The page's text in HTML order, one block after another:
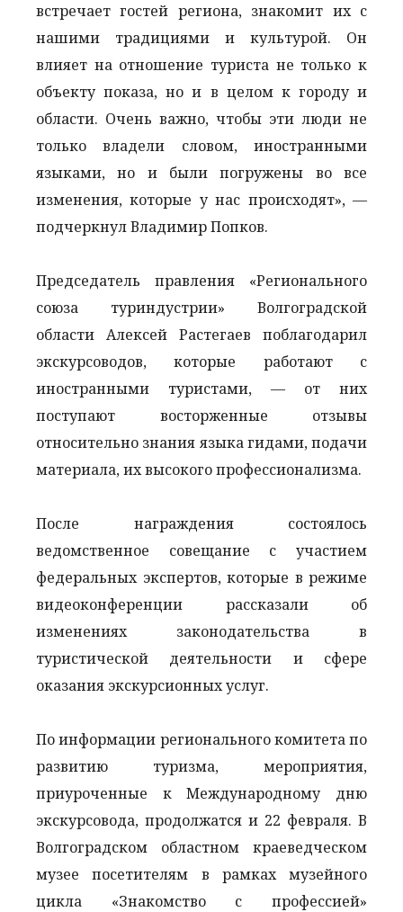
встречает гостей региона, знакомит их с
нашими традициями и культурой. Он
влияет на отношение туриста не только к
объекту показа, но и в целом к городу и
области. Очень важно, чтобы эти люди не
только владели словом, иностранными
языками, но и были погружены во все
изменения, которые у нас происходят», —
подчеркнул Владимир Попков.
Председатель правления «Регионального
союза туриндустрии» Волгоградской
области Алексей Растегаев поблагодарил
экскурсоводов, которые работают с
иностранными туристами, — от них
поступают восторженные отзывы
относительно знания языка гидами, подачи
материала, их высокого профессионализма.
После награждения состоялось
ведомственное совещание с участием
федеральных экспертов, которые в режиме
видеоконференции рассказали об
изменениях законодательства в
туристической деятельности и сфере
оказания экскурсионных услуг.
По информации регионального комитета по
развитию туризма, мероприятия,
приуроченные к Международному дню
экскурсовода, продолжатся и 22 февраля. В
Волгоградском областном краеведческом
музее посетителям в рамках музейного
цикла «Знакомство с профессией»